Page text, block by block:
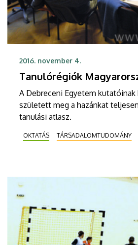
2016. november 4.
Tanulórégiók
A Debreceni Egyetem
született meg a hazánkat
tanulási atlasz.
OKTATÁS TÁRSADALOMTUDOMÁNY